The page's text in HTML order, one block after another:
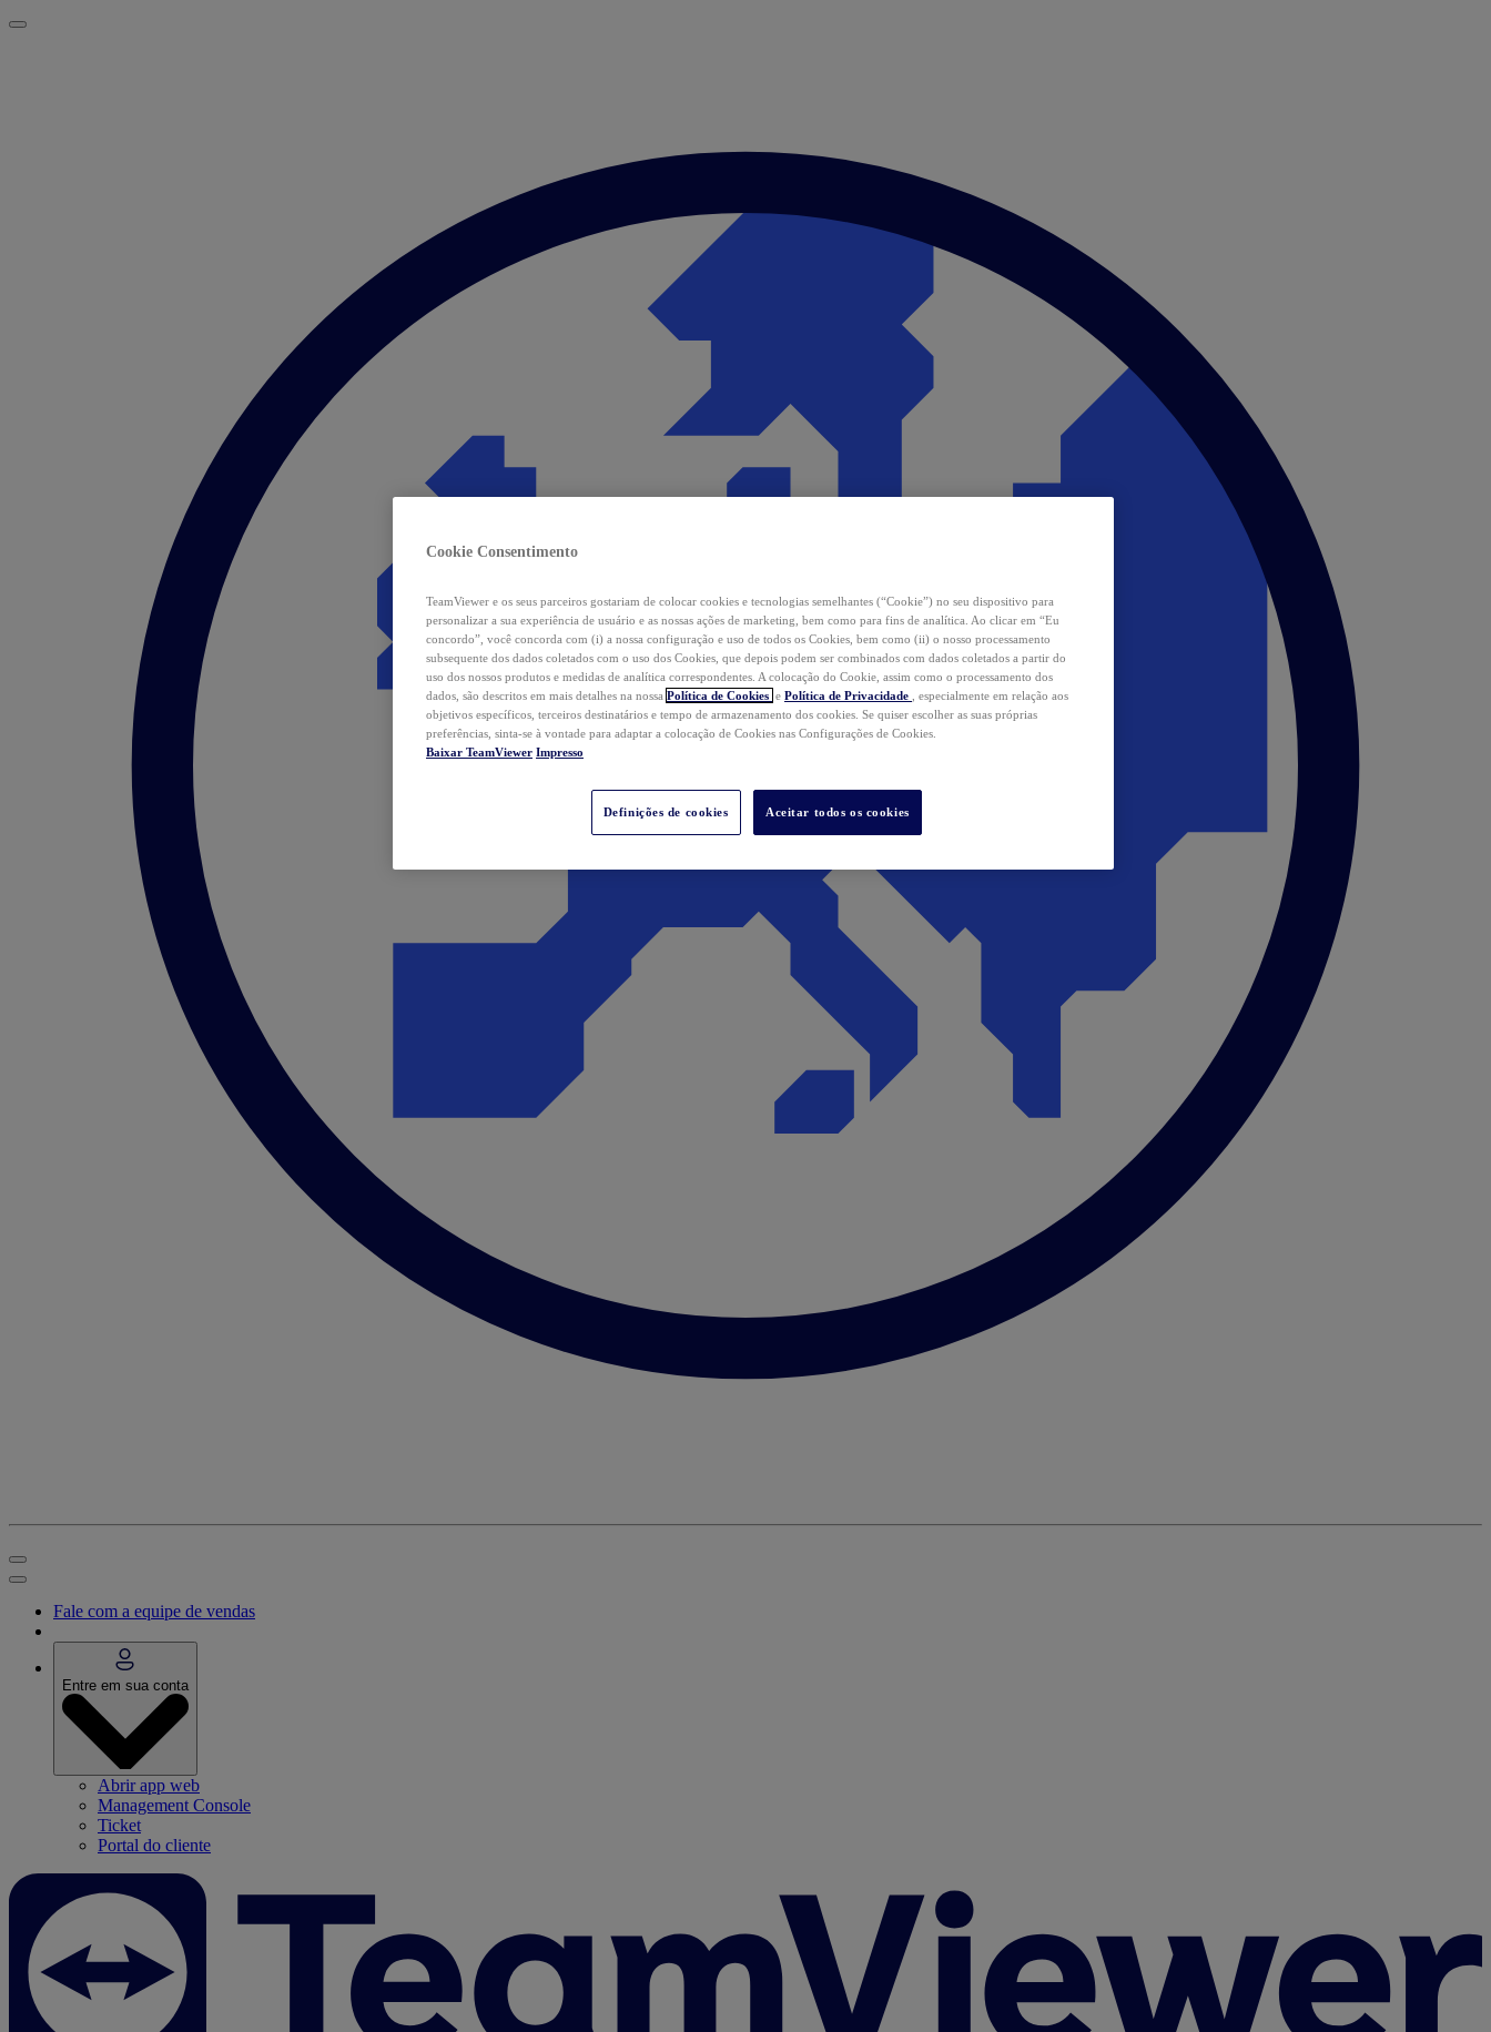
Fale com a equipe de vendas
Entre em sua conta
Abrir app web
Management Console
Ticket
Portal do cliente
Cookie Consentimento
TeamViewer e os seus parceiros gostariam de colocar cookies e tecnologias semelhantes (“Cookie”) no seu dispositivo para
personalizar a sua experiência de usuário e as nossas ações de marketing, bem como para fins de analítica. Ao clicar em “Eu
concordo”, você concorda com (i) a nossa configuração e uso de todos os Cookies, bem como (ii) o nosso processamento
subsequente dos dados coletados com o uso dos Cookies, que depois podem ser combinados com dados coletados a partir do
uso dos nossos produtos e medidas de analítica correspondentes. A colocação do Cookie, assim como o processamento dos
dados, são descritos em mais detalhes na nossa Política de Cookies e Política de Privacidade
, especialmente em relação aos
objetivos específicos, terceiros destinatários e tempo de armazenamento dos cookies. Se quiser escolher as suas próprias
preferências, sinta-se à vontade para adaptar a colocação de Cookies nas Configurações de Cookies.
Baixar TeamViewer Impresso
Definições de cookies Aceitar todos os cookies